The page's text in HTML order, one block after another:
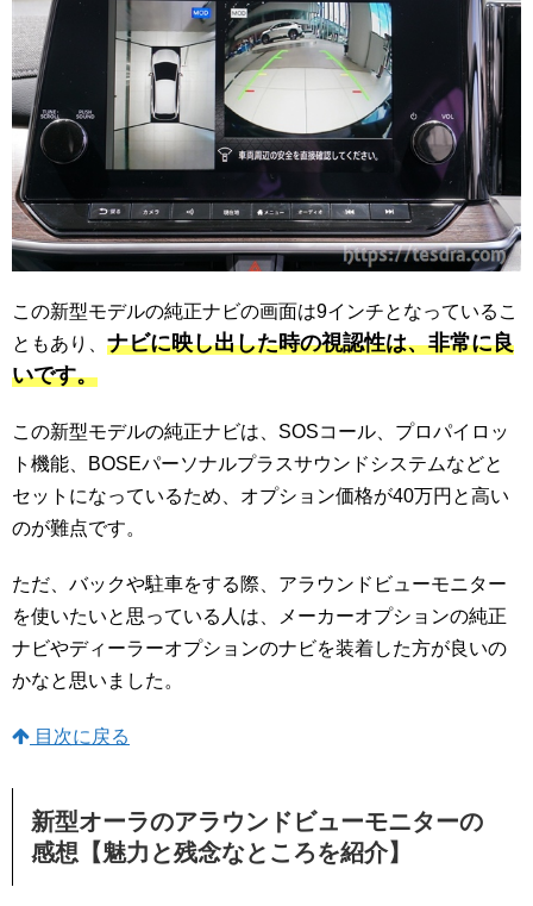
この新型モデルの純正ナビの画面は9インチとなっているこ
ともあり、 ナビに映し出した時の視認性は、非常に良
いです。
この新型モデルの純正ナビは、SOSコール、プロパイロッ
ト機能、BOSEパーソナルプラスサウンドシステムなどと
セットになっているため、オプション価格が40万円と高い
のが難点です。
ただ、バックや駐車をする際、アラウンドビューモニター
を使いたいと思っている人は、メーカーオプションの純正
ナビやディーラーオプションのナビを装着した方が良いの
かなと思いました。
目次に戻る
新型オーラのアラウンドビューモニターの
感想【魅力と残念なところを紹介】